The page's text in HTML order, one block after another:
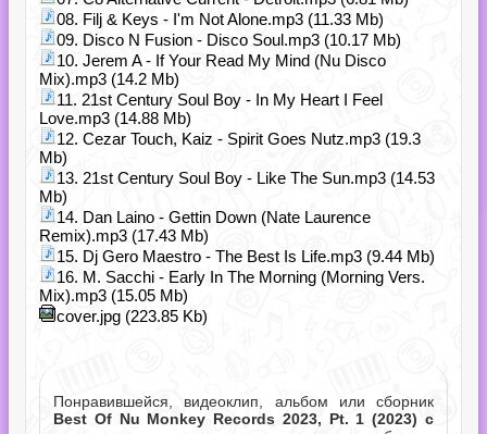
08. Filj & Keys - I'm Not Alone.mp3 (11.33 Mb)
09. Disco N Fusion - Disco Soul.mp3 (10.17 Mb)
10. Jerem A - If Your Read My Mind (Nu Disco
Mix).mp3 (14.2 Mb)
11. 21st Century Soul Boy - In My Heart I Feel
Love.mp3 (14.88 Mb)
12. Cezar Touch, Kaiz - Spirit Goes Nutz.mp3 (19.3
Mb)
13. 21st Century Soul Boy - Like The Sun.mp3 (14.53
Mb)
14. Dan Laino - Gettin Down (Nate Laurence
Remix).mp3 (17.43 Mb)
15. Dj Gero Maestro - The Best Is Life.mp3 (9.44 Mb)
16. M. Sacchi - Early In The Morning (Morning Vers.
Mix).mp3 (15.05 Mb)
cover.jpg (223.85 Kb)
Понравившейся, видеоклип, альбом или сборник
Best Of Nu Monkey Records 2023, Pt. 1 (2023) с